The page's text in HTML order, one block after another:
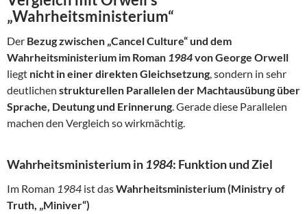
„Wahrheitsministerium“
Der Bezug zwischen „Cancel Culture“ und dem
Wahrheitsministerium im Roman 1984von George Orwell
liegt nicht in einer direkten Gleichsetzung, sondern in sehr
deutlichen strukturellen Parallelen der Machtausübung über
Sprache, Deutung und Erinnerung. Gerade diese Parallelen
machen den Vergleich so wirkmächtig.
Wahrheitsministerium in 1984: Funktion und Ziel
Im Roman 1984 ist dasWahrheitsministerium (Ministry of
Truth, „Miniver“)